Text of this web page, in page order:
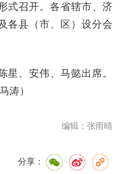
召开。各省辖市、济
各县（市、区）设分会
、安伟、马懿出席。
涛）
编辑：张雨晴
分享：